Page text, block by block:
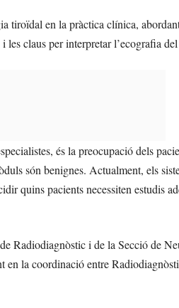
tiroïdal en la pràctica clínica,
claus per interpretar l’ecografia
és la preocupació dels
són benignes. Actualment, els
quins pacients necessiten estudis
Radiodiagnòstic i de la Secció de
en la coordinació entre